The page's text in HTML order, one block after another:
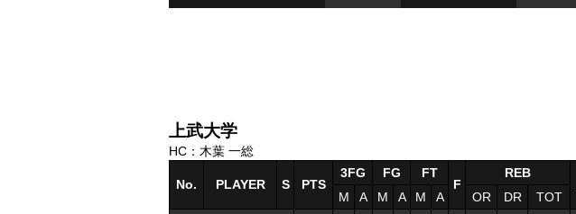
上武大学
HC：木葉 一総
No. PLAYER S PTS
3FG FG
FT
F
REB
M
A M A M A OR DR TOT